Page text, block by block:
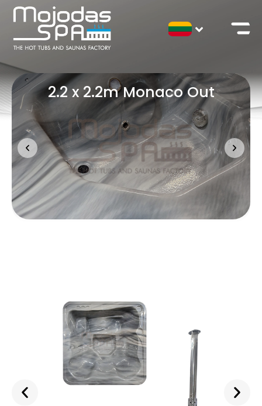
2.2 x 2.2m Monaco Out